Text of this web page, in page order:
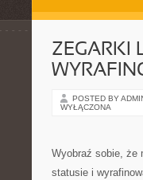
ZEGARKI
POSTED BY
WYŁĄCZONA
Wyobraź sobie, że
statusie i